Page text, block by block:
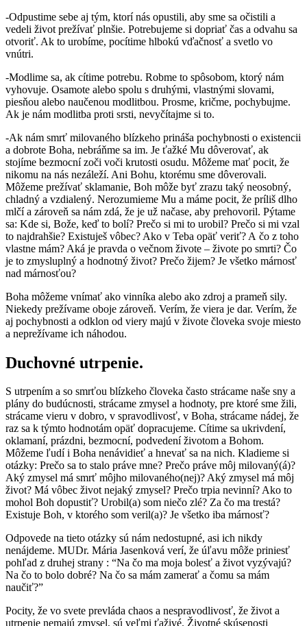
-Odpustime sebe aj tým, ktorí nás opustili, aby sme sa očistili a
vedeli život prežívať plnšie. Potrebujeme si dopriať čas a odvahu sa
otvoriť. Ak to urobíme, pocítime hlbokú vďačnosť a svetlo vo
vnútri.
-Modlime sa, ak cítime potrebu. Robme to spôsobom, ktorý nám
vyhovuje. Osamote alebo spolu s druhými, vlastnými slovami,
piesňou alebo naučenou modlitbou. Prosme, kričme, pochybujme.
Ak je nám modlitba proti srsti, nevyčítajme si to.
-Ak nám smrť milovaného blízkeho prináša pochybnosti o existencii
a dobrote Boha, nebráňme sa im. Je ťažké Mu dôverovať, ak
stojíme bezmocní zoči voči krutosti osudu. Môžeme mať pocit, že
nikomu na nás nezáleží. Ani Bohu, ktorému sme dôverovali.
Môžeme prežívať sklamanie, Boh môže byť zrazu taký neosobný,
chladný a vzdialený. Nerozumieme Mu a máme pocit, že príliš dlho
mlčí a zároveň sa nám zdá, že je už načase, aby prehovoril. Pýtame
sa: Kde si, Bože, keď to bolí? Prečo si mi to urobil? Prečo si mi vzal
to najdrahšie? Existuješ vôbec? Ako v Teba opäť veriť? A čo z toho
vlastne mám? Aká je pravda o večnom živote – živote po smrti? Čo
je to zmysluplný a hodnotný život? Prečo žijem? Je všetko márnosť
nad márnosťou?
Boha môžeme vnímať ako vinníka alebo ako zdroj a prameň sily.
Niekedy prežívame oboje zároveň. Verím, že viera je dar. Verím, že
aj pochybnosti a odklon od viery majú v živote človeka svoje miesto
a neprežívame ich náhodou.
Duchovné utrpenie.
S utrpením a so smrťou blízkeho človeka často strácame naše sny a
plány do budúcnosti, strácame zmysel a hodnoty, pre ktoré sme žili,
strácame vieru v dobro, v spravodlivosť, v Boha, strácame nádej, že
raz sa k týmto hodnotám opäť dopracujeme. Cítime sa ukrivdení,
oklamaní, prázdni, bezmocní, podvedení životom a Bohom.
Môžeme ľudí i Boha nenávidieť a hnevať sa na nich. Kladieme si
otázky: Prečo sa to stalo práve mne? Prečo práve môj milovaný(á)?
Aký zmysel má smrť môjho milovaného(nej)? Aký zmysel má môj
život? Má vôbec život nejaký zmysel? Prečo trpia nevinní? Ako to
mohol Boh dopustiť? Urobil(a) som niečo zlé? Za čo ma trestá?
Existuje Boh, v ktorého som veril(a)? Je všetko iba márnosť?
Odpovede na tieto otázky sú nám nedostupné, asi ich nikdy
nenájdeme. MUDr. Mária Jasenková verí, že úľavu môže priniesť
pohľad z druhej strany : “Na čo ma moja bolesť a život vyzývajú?
Na čo to bolo dobré? Na čo sa mám zamerať a čomu sa mám
naučiť?”
Pocity, že vo svete prevláda chaos a nespravodlivosť, že život a
utrpenie nemajú zmysel, sú veľmi ťaživé. Životné skúsenosti